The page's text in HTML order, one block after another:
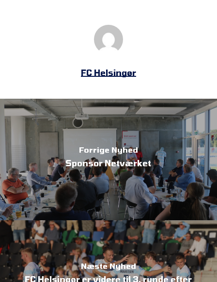
FC Helsingør
Forrige Nyhed
Sponsor Netværket
Næste Nyhed
FC Helsingør er videre til 3. runde efter